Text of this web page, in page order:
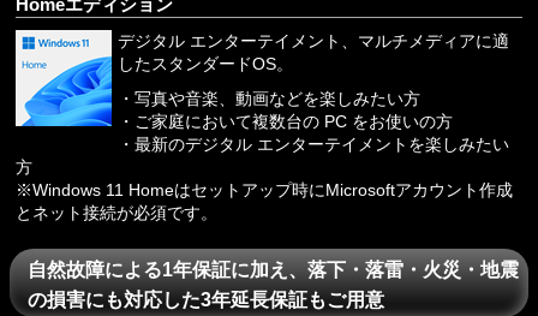
Homeエディション
デジタル エンターテイメント、マルチメディアに適
したスタンダードOS。
・写真や音楽、動画などを楽しみたい方
・ご家庭において複数台の PC をお使いの方
・最新のデジタル エンターテイメントを楽しみたい
方
※Windows 11 Homeはセットアップ時にMicrosoftアカウント作成
とネット接続が必須です。
自然故障による1年保証に加え、落下・落雷・火災・地震
の損害にも対応した3年延長保証もご用意